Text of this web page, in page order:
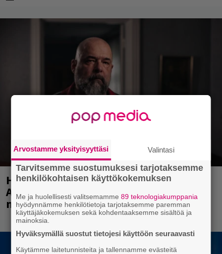
Huomenna se ilmestyy – CMX:stä tutun
A.W. Yrjänän uutuusalbumi om
mammuttimainen kokonaisuus
Arvostamme yksityisyyttäsi Valintasi
Tarvitsemme suostumuksesi tarjotaksemme
henkilökohtaisen käyttökokemuksen
Me ja huolellisesti valitsemamme89 teknologiakumppania
hyödynnämme henkilötietoja tarjotaksemme paremman
käyttäjäkokemuksen sekä kohdentaaksemme sisältöä ja
mainoksia.
Hyväksymällä suostut tietojesi käyttöön seuraavasti
Käytämme laitetunnisteita ja tallennamme evästeitä